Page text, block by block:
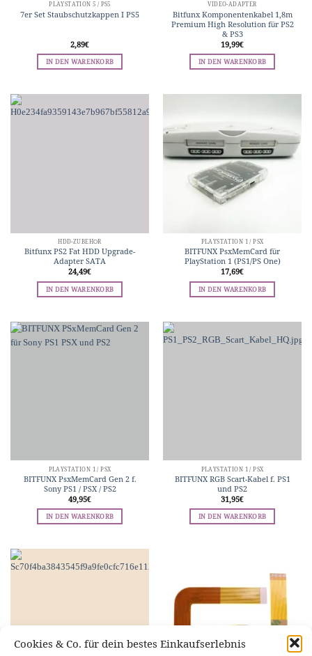
Cookies & Co. für dein bestes Einkaufserlebnis
PLAYSTATION 5 / PS5
7er Set Staubschutzkappen I PS5
2,89€
IN DEN WARENKORB
VIDEO-ADAPTER
Bitfunx Komponentenkabel 1,8m
Premium High Resolution für PS2
& PS3
19,99€
IN DEN WARENKORB
HDD-ZUBEHÖR
Bitfunx PS2 Fat HDD Upgrade-
Adapter SATA
24,49€
IN DEN WARENKORB
PLAYSTATION 1 / PSX
BITFUNX PsxMemCard für
PlayStation 1 (PS1/PS One)
17,69€
IN DEN WARENKORB
PLAYSTATION 1 / PSX
BITFUNX PsxMemCard Gen 2 f.
Sony PS1 / PSX / PS2
49,95€
IN DEN WARENKORB
PLAYSTATION 1 / PSX
BITFUNX RGB Scart-Kabel f. PS1
und PS2
31,95€
IN DEN WARENKORB